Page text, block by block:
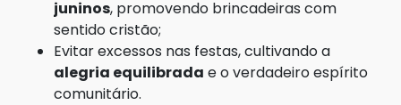
juninos, promovendo brincadeiras com
sentido cristão;
Evitar excessos nas festas, cultivando a
alegria equilibrada e o verdadeiro espírito
comunitário.